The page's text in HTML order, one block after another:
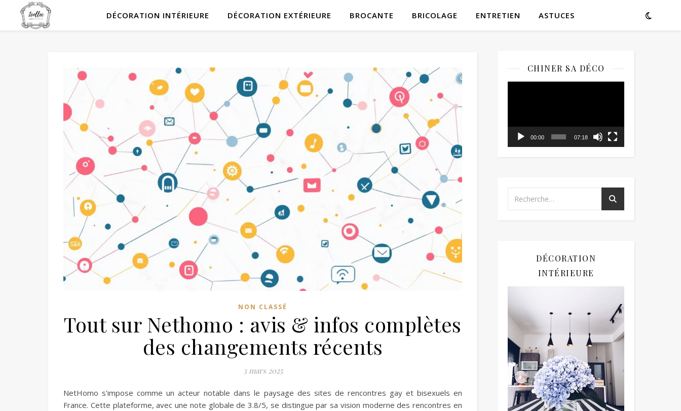
DÉCORATION INTÉRIEURE DÉCORATION EXTÉRIEURE BROCANTE BRICOLAGE ENTRETIEN ASTUCES
NON CLASSÉ
Tout sur Nethomo : avis & infos complètes
des changements récents
3 mars 2025
NetHomo s'impose comme un acteur notable dans le paysage des sites de rencontres gay et bisexuels en
France. Cette plateforme, avec une note globale de 3.8/5, se distingue par sa vision moderne des rencontres en
CHINER SA DÉCO
00:00 07:18
DÉCORATION
INTÉRIEURE